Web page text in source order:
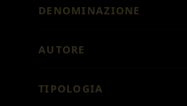
DENOMINAZIONE
AUTORE
TIPOLOGIA